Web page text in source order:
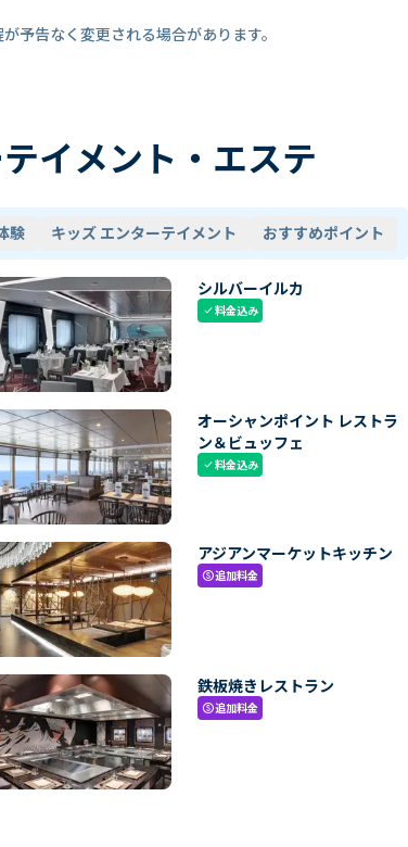
予告なく変更される場合があります。
イメント・エステ
験 キッズ エンターテイメント おすすめポイント
シルバーイルカ
check料金込み
オーシャンポイント レストラ
ン＆ビュッフェ
check料金込み
アジアンマーケットキッチン
paid追加料金
鉄板焼きレストラン
paid追加料金